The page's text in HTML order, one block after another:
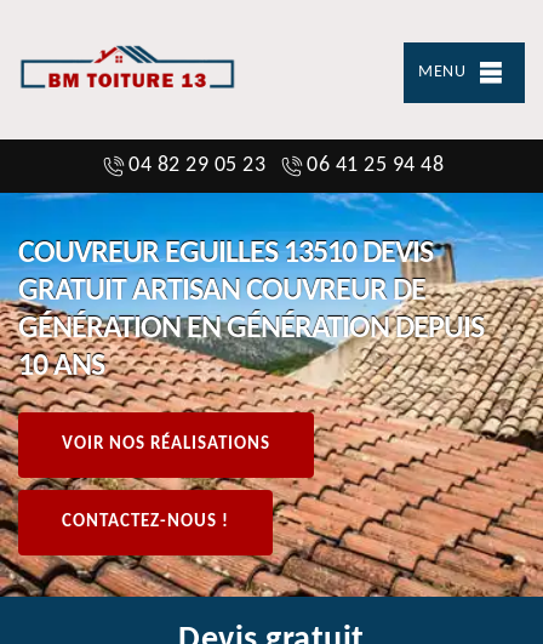
MENU
04 82 29 05 23 06 41 25 94 48
COUVREUR EGUILLES 13510 DEVIS
GRATUIT ARTISAN COUVREUR DE
GÉNÉRATION EN GÉNÉRATION DEPUIS
10 ANS
VOIR NOS RÉALISATIONS
CONTACTEZ-NOUS !